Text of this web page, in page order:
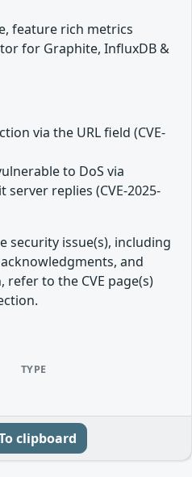
feature rich metrics
for Graphite, InfluxDB &
via the URL field (CVE-
to DoS via
replies (CVE-2025-
security issue(s), including
and
to the CVE page(s)
TYPE
clipboard